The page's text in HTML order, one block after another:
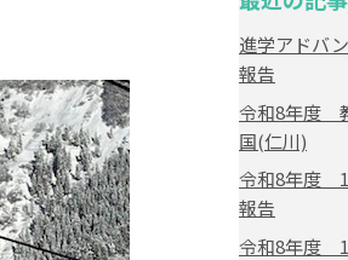
進学アドバ
報告
令和8年度
国(仁川)
令和8年度
報告
令和8年度